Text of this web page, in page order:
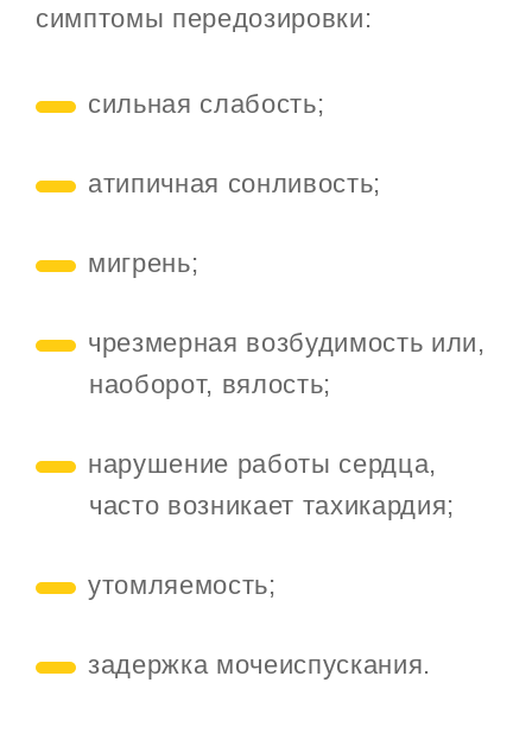
симптомы передозировки:
сильная слабость;
атипичная сонливость;
мигрень;
чрезмерная возбудимость или,
наоборот, вялость;
нарушение работы сердца,
часто возникает тахикардия;
утомляемость;
задержка мочеиспускания.